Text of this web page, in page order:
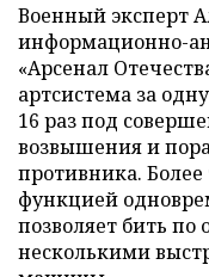
Военный эксперт
информационно-
«Арсенал
артсистема за
16 раз под
возвышения и
противника. Более
функцией
позволяет бить
несколькими